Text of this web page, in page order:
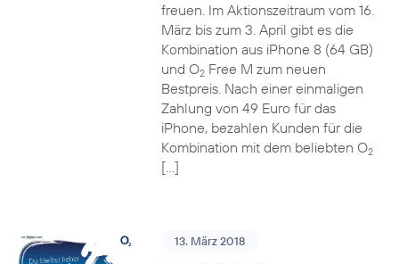
freuen. Im Aktionszeitraum vom 16.
März bis zum 3. April gibt es die
Kombination aus iPhone 8 (64 GB)
und O2Free M zum neuen
Bestpreis. Nach einer einmaligen
Zahlung von 49 Euro für das
iPhone, bezahlen Kunden für die
Kombination mit dem beliebten O2
[…]
13. März 2018